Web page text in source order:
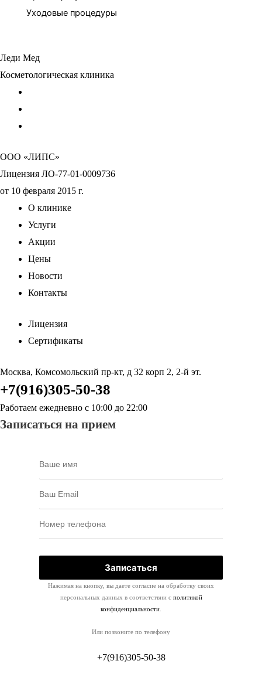
Уходовые процедуры
Леди Мед
Косметологическая клиника
ООО «ЛИПС»
Лицензия ЛО-77-01-0009736
от 10 февраля 2015 г.
О клинике
Услуги
Акции
Цены
Новости
Контакты
Лицензия
Сертификаты
Москва, Комсомольский пр-кт, д 32 корп 2, 2-й эт.
+7(916)305-50-38
Работаем ежедневно с 10:00 до 22:00
Записаться на прием
Нажимая на кнопку, вы даете согласие на обработку своих
персональных данных в соответствии с политикой
конфиденциальности
Или позвоните по телефону
+7(916)305-50-38